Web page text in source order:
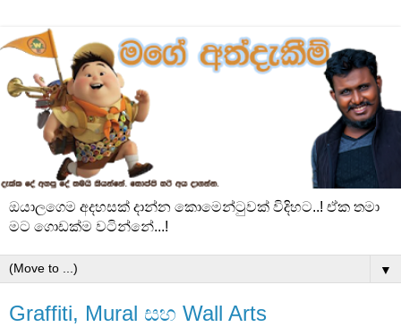
ඔයාලගෙම අදහසක් දාන්න කොමෙන්ටුවක් විදිහට..! ඒක තමා
මට ගොඩක්ම වටින්නේ...!
▼
Graffiti, Mural සහ Wall Arts